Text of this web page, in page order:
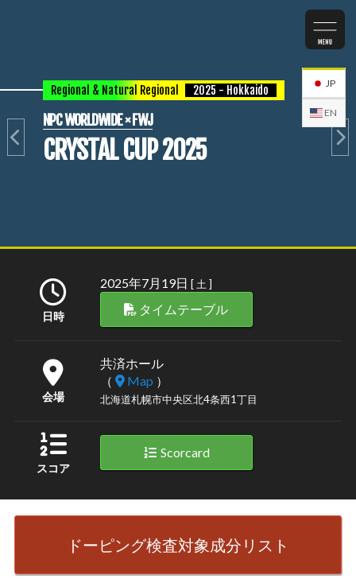
Regional & Natural Regional 2025 - Hokkaido
NPC WORLDWIDE × FWJ
CRYSTAL CUP 2025
JP
EN
日時
2025年7月19日 [ 土 ]
タイムテーブル
会場
共済ホール
（
Map ）
北海道札幌市中央区北4条西1丁目
スコア
Scorcard
ドーピング検査対象成分リスト